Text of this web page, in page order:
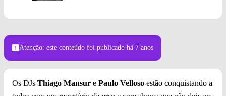
Duo Jetlag Music lança clipe da autoral “Fly”. Foto: Reprodução.
Atenção: este conteúdo foi publicado há 7 anos
Os DJs Thiago Mansur e Paulo Velloso estão conquistando a